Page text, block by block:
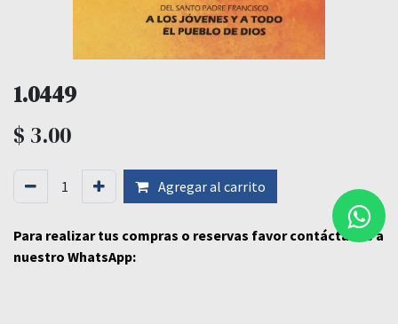
1.0449
$ 3.00
Agregar al carrito
Para realizar tus compras o reservas favor contáctanos a
nuestro WhatsApp: